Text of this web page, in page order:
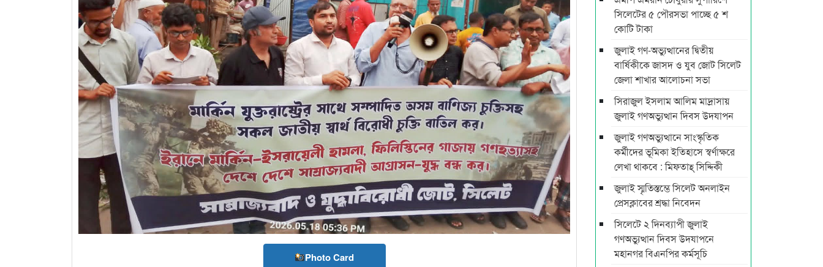
Photo Card
সিলেটের ৫ পৌরসভা পাচ্ছে ৫ শ
কোটি টাকা
জুলাই গণ-অভ্যুত্থানের দ্বিতীয়
বার্ষিকীকে জাসদ ও যুব জোট সিলেট
জেলা শাখার আলোচনা সভা
সিরাজুল ইসলাম আলিম মাদ্রাসায়
জুলাই গণঅভ্যুত্থান দিবস উদযাপন
জুলাই গণঅভ্যুত্থানে সাংস্কৃতিক
কর্মীদের ভূমিকা ইতিহাসে স্বর্ণাক্ষরে
লেখা থাকবে : মিফতাহ্ সিদ্দিকী
জুলাই স্মৃতিস্তম্ভে সিলেট অনলাইন
প্রেসক্লাবের শ্রদ্ধা নিবেদন
সিলেটে ২ দিনব্যাপী জুলাই
গণঅভ্যুত্থান দিবস উদযাপনে
মহানগর বিএনপির কর্মসূচি